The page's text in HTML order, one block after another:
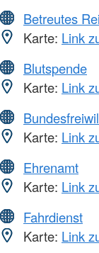
Betreutes
Karte: Link
Blutspende
Karte: Link
Karte: Link
Ehrenamt
Karte: Link
Fahrdienst
Karte: Link